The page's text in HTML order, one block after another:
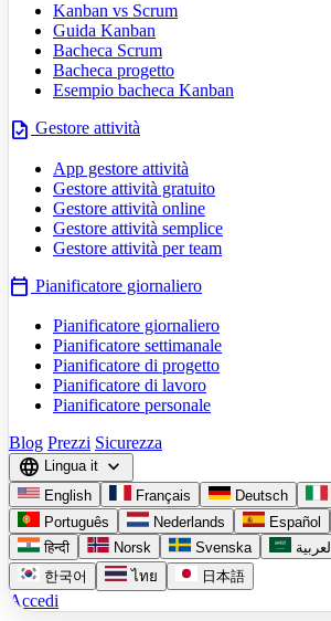
Kanban vs Scrum
Guida Kanban
Bacheca Scrum
Bacheca progetto
Esempio bacheca Kanban
task Gestore attività
App gestore attività
Gestore attività gratuito
Gestore attività online
Gestore attività semplice
Gestore attività per team
calendar_today Pianificatore giornaliero
Pianificatore giornaliero
Pianificatore settimanale
Pianificatore di progetto
Pianificatore di lavoro
Pianificatore personale
Blog Prezzi Sicurezza
language Lingua it expand_more
English Français Deutsch
Português Nederlands Español
हिन्दी
Norsk Svenska العربية
한국어
ไทย 日本語
Accedi